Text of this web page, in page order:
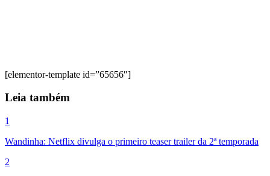
[elementor-template id=”65656″]
Leia também
1
Wandinha: Netflix divulga o primeiro teaser trailer da 2ª temporada
2